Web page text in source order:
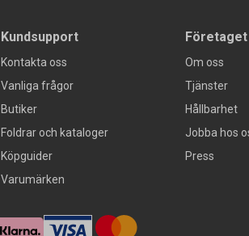
Kundsupport
Kontakta oss
Vanliga frågor
Butiker
Foldrar och kataloger
Köpguider
Varumärken
Företaget
Om oss
Tjänster
Hållbarhet
Jobba hos
Press